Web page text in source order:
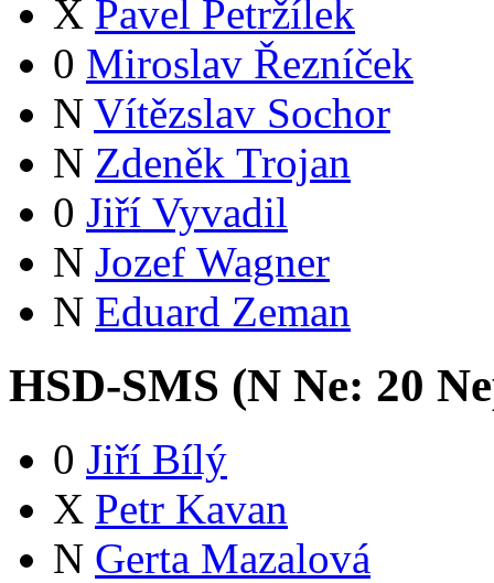
X Pavel Petržílek
0 Miroslav Řezníček
N Vítězslav Sochor
N Zdeněk Trojan
0 Jiří Vyvadil
N Jozef Wagner
N Eduard Zeman
HSD-SMS (N Ne: 20
0 Jiří Bílý
X Petr Kavan
N Gerta Mazalová